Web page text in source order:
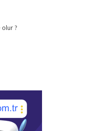
olur ?